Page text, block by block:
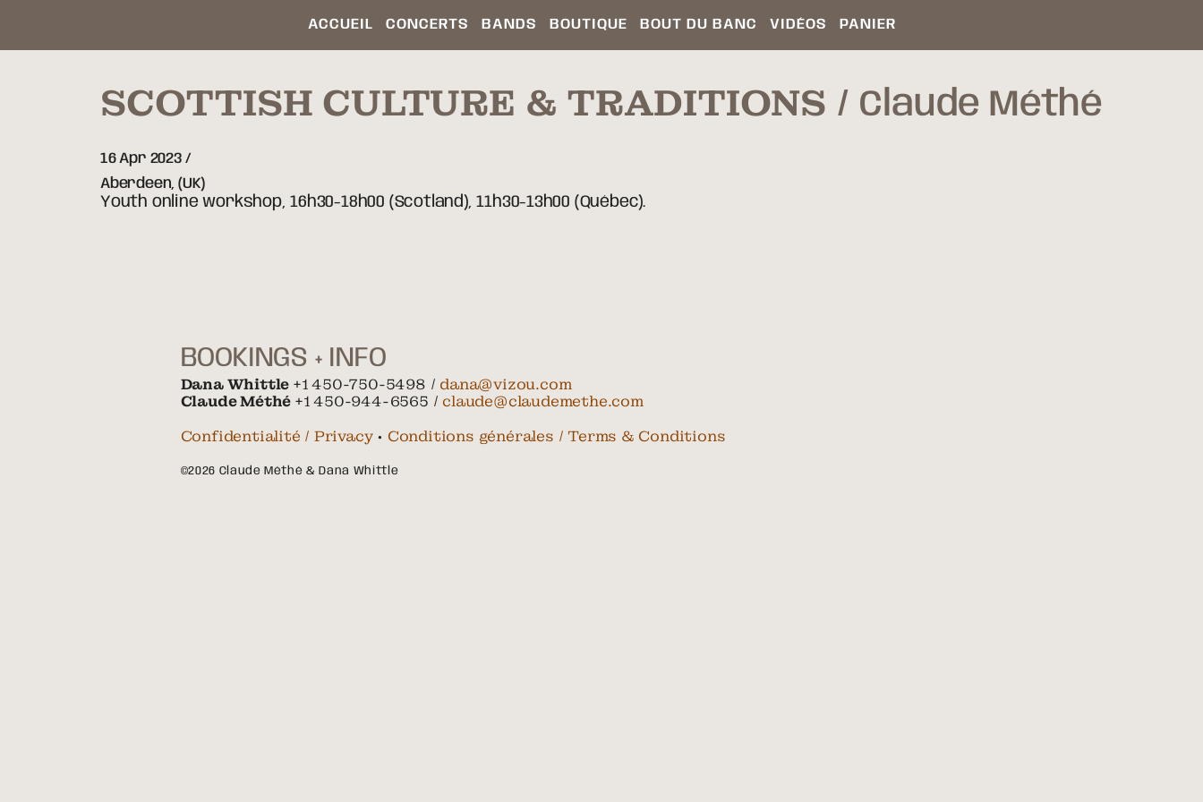
ACCUEIL CONCERTS BANDS BOUTIQUE BOUT DU BANC VIDÉOS PANIER
SCOTTISH CULTURE & TRADITIONS Claude Méthé
16 Apr 2023
Aberdeen, (UK)
Youth online workshop, 16h30-18h00 (Scotland), 11h30-13h00 (Québec).
BOOKINGS + INFO
Dana Whittle +1 450-750-5498 / dana@vizou.com
Claude Méthé +1 450-944-6565 / claude@claudemethe.com
Confidentialité / Privacy• Conditions générales / Terms & Conditions
©2026 Claude Méthé & Dana Whittle